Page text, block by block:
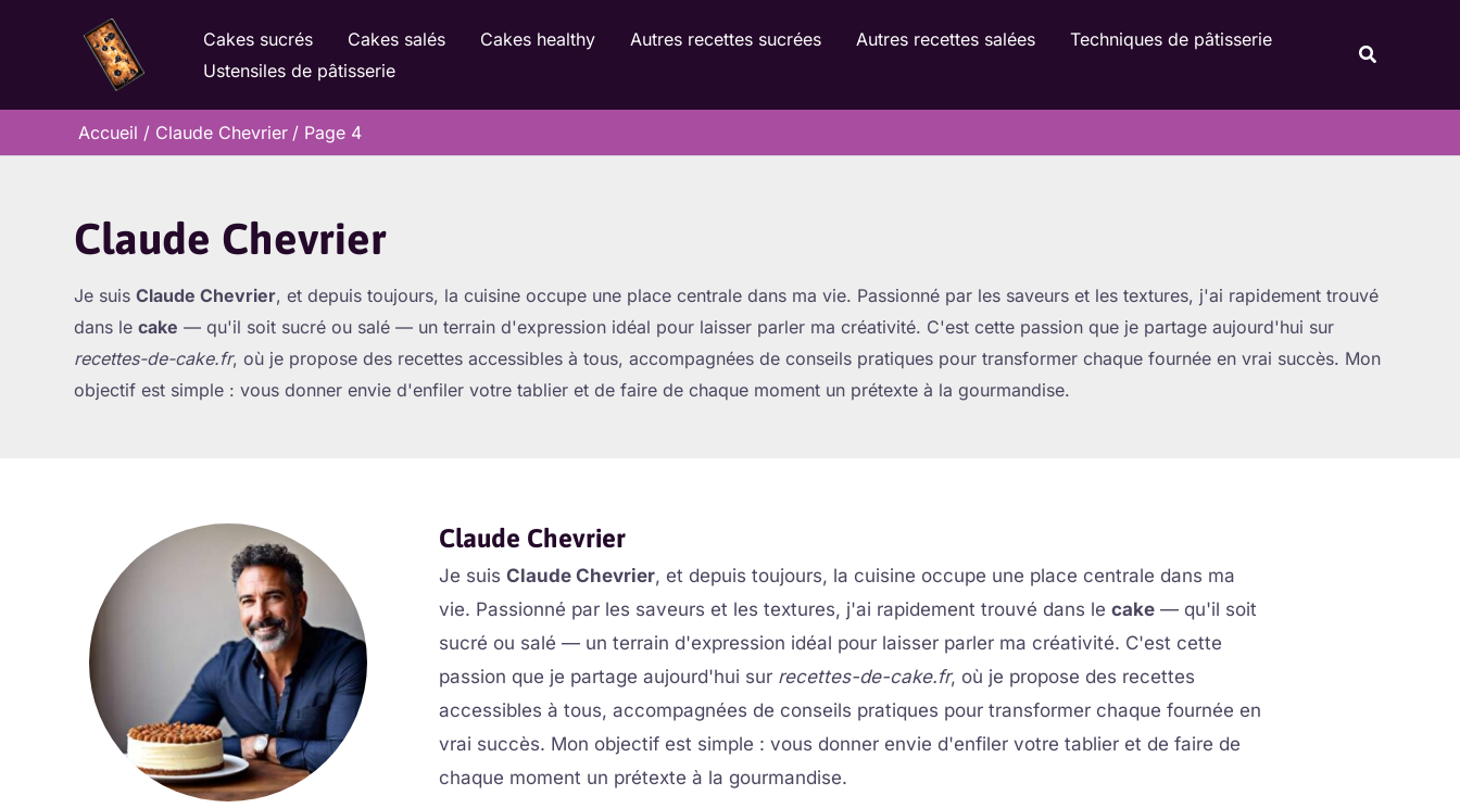
Cakes sucrés Cakes salés Cakes healthy Autres recettes sucrées Autres recettes salées
Techniques de pâtisserie
Ustensiles de pâtisserie
Accueil Claude Chevrier Page 4
Claude Chevrier
Je suis Claude Chevrier, et depuis toujours, la cuisine occupe une place centrale dans ma vie. Passionné par les saveurs et les textures, j'ai rapidement trouvé
dans le cake — qu'il soit sucré ou salé — un terrain d'expression idéal pour laisser parler ma créativité. C'est cette passion que je partage aujourd'hui sur
recettes-de-cake.fr, où je propose des recettes accessibles à tous, accompagnées de conseils pratiques pour transformer chaque fournée en vrai succès. Mon
objectif est simple : vous donner envie d'enfiler votre tablier et de faire de chaque moment un prétexte à la gourmandise.
Claude Chevrier
Je suis Claude Chevrier, et depuis toujours, la cuisine occupe une place centrale dans ma
vie. Passionné par les saveurs et les textures, j'ai rapidement trouvé dans le cake — qu'il soit
sucré ou salé — un terrain d'expression idéal pour laisser parler ma créativité. C'est cette
passion que je partage aujourd'hui sur recettes-de-cake.fr, où je propose des recettes
accessibles à tous, accompagnées de conseils pratiques pour transformer chaque fournée en
vrai succès. Mon objectif est simple : vous donner envie d'enfiler votre tablier et de faire de
chaque moment un prétexte à la gourmandise.